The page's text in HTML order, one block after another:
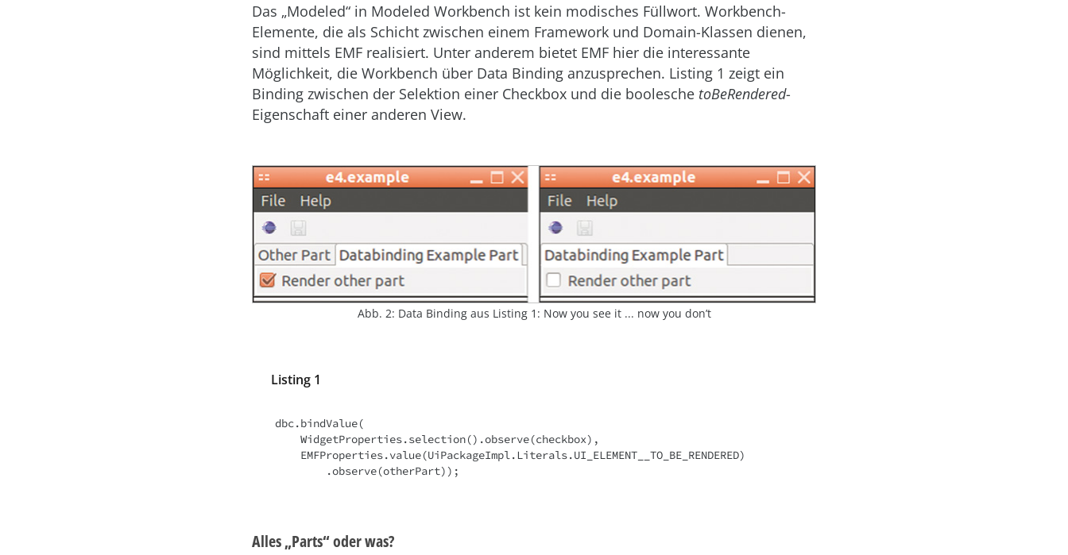
Das „Modeled“ in Modeled Workbench ist kein modisches Füllwort. Workbench-
Elemente, die als Schicht zwischen einem Framework und Domain-Klassen dienen,
sind mittels EMF realisiert. Unter anderem bietet EMF hier die interessante
Möglichkeit, die Workbench über Data Binding anzusprechen. Listing 1 zeigt ein
Bind­ing zwischen der Selektion einer Checkbox und die boole­sche toBeRendered-
Eigenschaft einer anderen View.
Abb. 2: Data Binding aus Listing 1: Now you see it ... now you don’t
Listing 1
dbc.bindValue(
        .observe(otherPart));
Alles „Parts“ oder was?